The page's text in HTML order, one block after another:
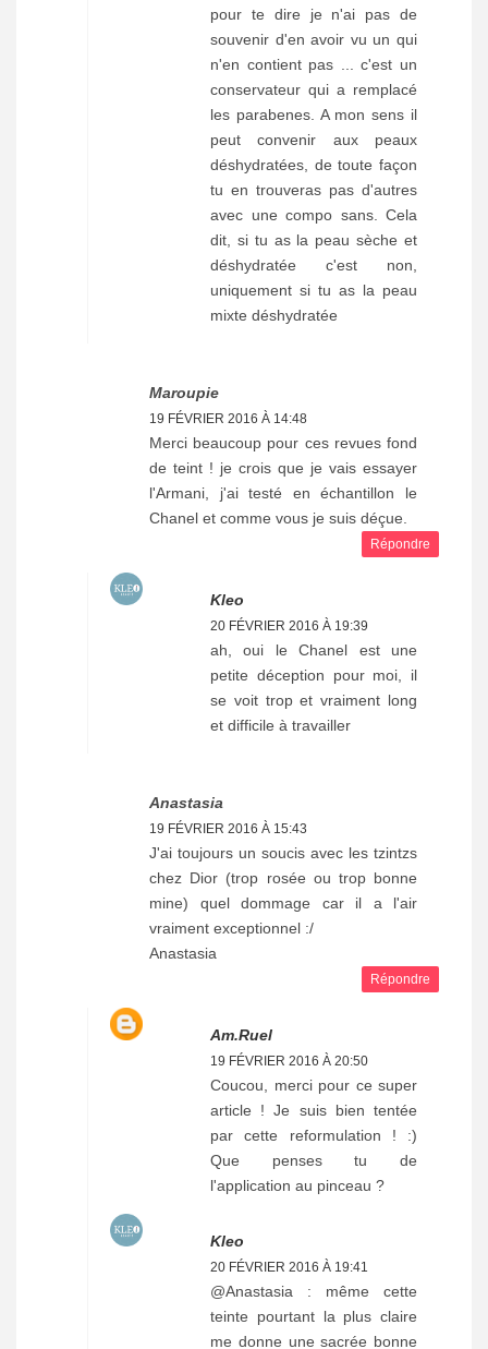
pour te dire je n'ai pas de
souvenir d'en avoir vu un qui
n'en contient pas ... c'est un
conservateur qui a remplacé
les parabenes. A mon sens il
peut convenir aux peaux
déshydratées, de toute façon
tu en trouveras pas d'autres
avec une compo sans. Cela
dit, si tu as la peau sèche et
déshydratée c'est non,
uniquement si tu as la peau
mixte déshydratée
Maroupie
19 FÉVRIER 2016 À 14:48
Merci beaucoup pour ces revues fond
de teint ! je crois que je vais essayer
l'Armani, j'ai testé en échantillon le
Chanel et comme vous je suis déçue.
Répondre
Kleo
20 FÉVRIER 2016 À 19:39
ah, oui le Chanel est une
petite déception pour moi, il
se voit trop et vraiment long
et difficile à travailler
Anastasia
19 FÉVRIER 2016 À 15:43
J'ai toujours un soucis avec les tzintzs
chez Dior (trop rosée ou trop bonne
mine) quel dommage car il a l'air
vraiment exceptionnel :/
Anastasia
Répondre
Am.ruel
19 FÉVRIER 2016 À 20:50
Coucou, merci pour ce super
article ! Je suis bien tentée
par cette reformulation ! :)
Que penses tu de
l'application au pinceau ?
Kleo
20 FÉVRIER 2016 À 19:41
@Anastasia : même cette
teinte pourtant la plus claire
me donne une sacrée bonne